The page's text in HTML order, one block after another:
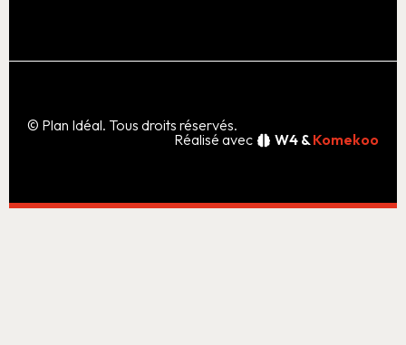
© Plan Idéal. Tous droits réservés.
Réalisé avec
W4 & Komekoo